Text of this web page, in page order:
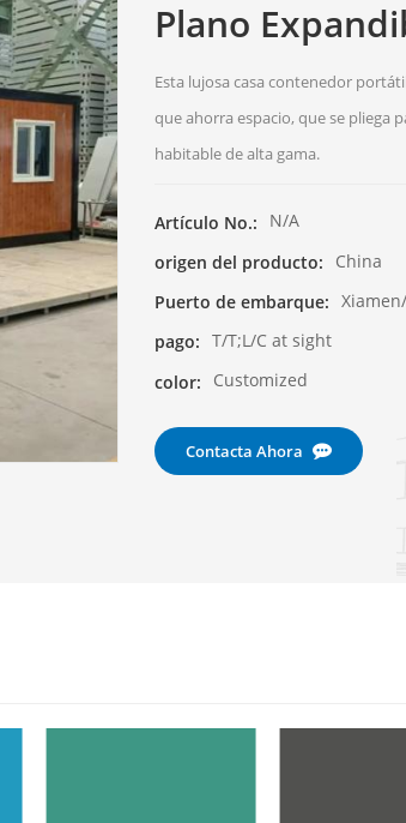
Plano
Esta lujosa casa contenedor
que ahorra espacio, que se pliega
habitable de alta gama.
Artículo No.:
N/A
origen del producto:
China
Puerto de embarque:
pago: T/T;L/C at sight
color:
Customized
Contacta Ahora